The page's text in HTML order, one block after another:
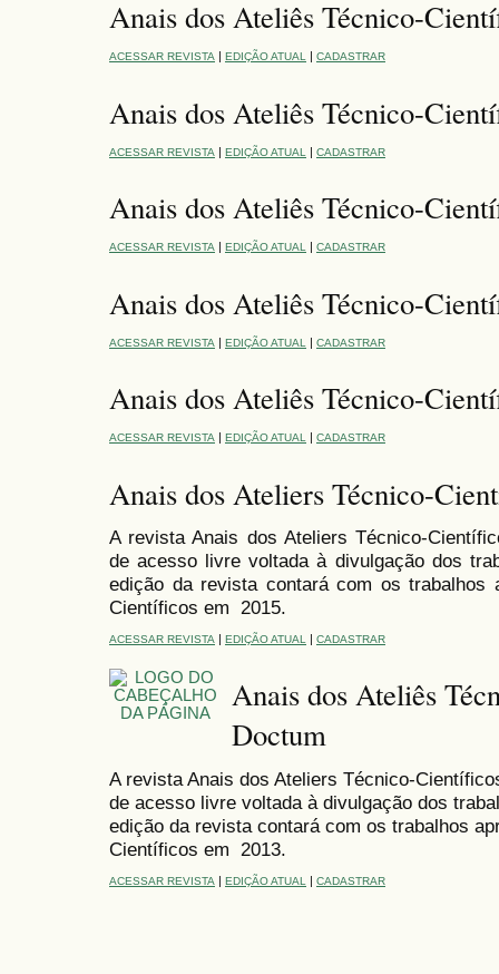
Anais dos Ateliês Técnico-
ACESSAR REVISTA EDIÇÃO ATUAL CADASTRAR
Anais dos Ateliês Técnico-
ACESSAR REVISTA | EDIÇÃO ATUAL | CADASTRAR
Anais dos Ateliês Técnico-
ACESSAR REVISTA EDIÇÃO ATUAL CADASTRAR
Anais dos Ateliês Técnico-
ACESSAR REVISTA | EDIÇÃO ATUAL | CADASTRAR
Anais dos Ateliês Técnico-
ACESSAR REVISTA EDIÇÃO ATUAL CADASTRAR
Anais dos Ateliers Técnico-
A revista Anais dos Ateliers Técnico-
de acesso livre voltada à divulgação dos
edição da revista contará com os trabalhos
Científicos em 2015.
ACESSAR REVISTA | EDIÇÃO ATUAL | CADASTRAR
Anais dos Ateliês
Doctum
A revista Anais dos Ateliers Técnico-
de acesso livre voltada à divulgação dos
edição da revista contará com os trabalhos
Científicos em 2013.
ACESSAR REVISTA | EDIÇÃO ATUAL | CADASTRAR